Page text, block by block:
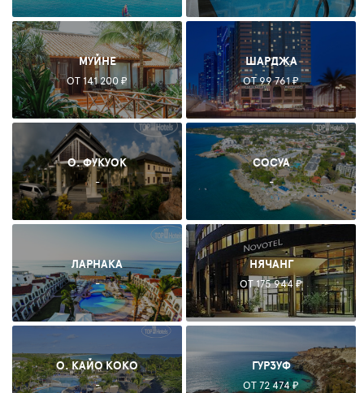
МУЙНЕ
ОТ 141 200 ₽
ШАРДЖА
ОТ 99 761 ₽
О. ФУКУОК
-
СОСУА
-
ЛАРНАКА
-
НЯЧАНГ
ОТ 175 944 ₽
О. КАЙО КОКО
-
ГУРЗУФ
ОТ 72 474 ₽